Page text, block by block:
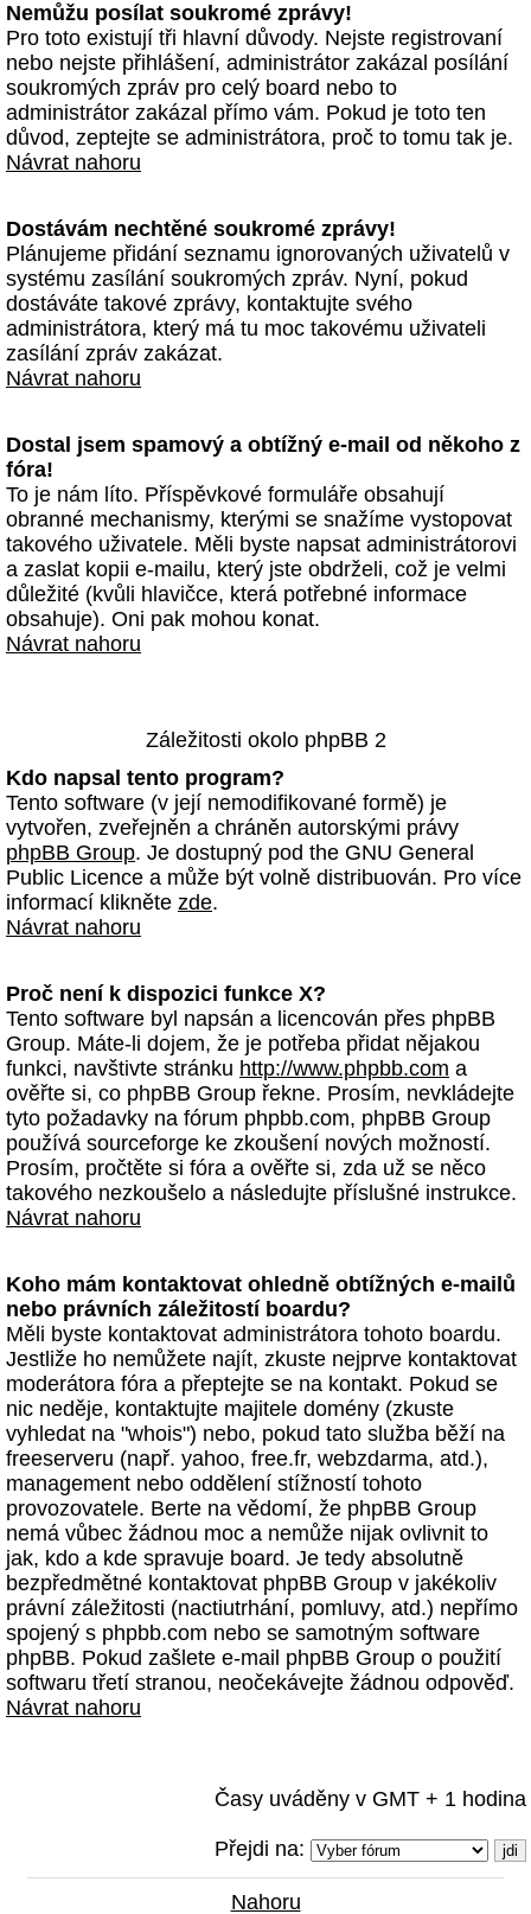
Nemůžu posílat soukromé zprávy!
Pro toto existují tři hlavní důvody. Nejste registrovaní
nebo nejste přihlášení, administrátor zakázal posílání
soukromých zpráv pro celý board nebo to
administrátor zakázal přímo vám. Pokud je toto ten
důvod, zeptejte se administrátora, proč to tomu tak je.
Návrat nahoru
Dostávám nechtěné soukromé zprávy!
Plánujeme přidání seznamu ignorovaných uživatelů v
systému zasílání soukromých zpráv. Nyní, pokud
dostáváte takové zprávy, kontaktujte svého
administrátora, který má tu moc takovému uživateli
zasílání zpráv zakázat.
Návrat nahoru
Dostal jsem spamový a obtížný e-mail od někoho z
fóra!
To je nám líto. Příspěvkové formuláře obsahují
obranné mechanismy, kterými se snažíme vystopovat
takového uživatele. Měli byste napsat administrátorovi
a zaslat kopii e-mailu, který jste obdrželi, což je velmi
důležité (kvůli hlavičce, která potřebné informace
obsahuje). Oni pak mohou konat.
Návrat nahoru
Záležitosti okolo phpBB 2
Kdo napsal tento program?
Tento software (v její nemodifikované formě) je
vytvořen, zveřejněn a chráněn autorskými právy
phpBB Group. Je dostupný pod the GNU General
Public Licence a může být volně distribuován. Pro více
informací klikněte zde.
Návrat nahoru
Proč není k dispozici funkce X?
Tento software byl napsán a licencován přes phpBB
Group. Máte-li dojem, že je potřeba přidat nějakou
funkci, navštivte stránku http://www.phpbb.com a
ověřte si, co phpBB Group řekne. Prosím, nevkládejte
tyto požadavky na fórum phpbb.com, phpBB Group
používá sourceforge ke zkoušení nových možností.
Prosím, pročtěte si fóra a ověřte si, zda už se něco
takového nezkoušelo a následujte příslušné instrukce.
Návrat nahoru
Koho mám kontaktovat ohledně obtížných e-mailů
nebo právních záležitostí boardu?
Měli byste kontaktovat administrátora tohoto boardu.
Jestliže ho nemůžete najít, zkuste nejprve kontaktovat
moderátora fóra a přeptejte se na kontakt. Pokud se
nic neděje, kontaktujte majitele domény (zkuste
vyhledat na "whois") nebo, pokud tato služba běží na
freeserveru (např. yahoo, free.fr, webzdarma, atd.),
management nebo oddělení stížností tohoto
provozovatele. Berte na vědomí, že phpBB Group
nemá vůbec žádnou moc a nemůže nijak ovlivnit to
jak, kdo a kde spravuje board. Je tedy absolutně
bezpředmětné kontaktovat phpBB Group v jakékoliv
právní záležitosti (nactiutrhání, pomluvy, atd.) nepřímo
spojený s phpbb.com nebo se samotným software
phpBB. Pokud zašlete e-mail phpBB Group o použití
softwaru třetí stranou, neočekávejte žádnou odpověď.
Návrat nahoru
Časy uváděny v GMT + 1 hodina
Přejdi na:
Nahoru